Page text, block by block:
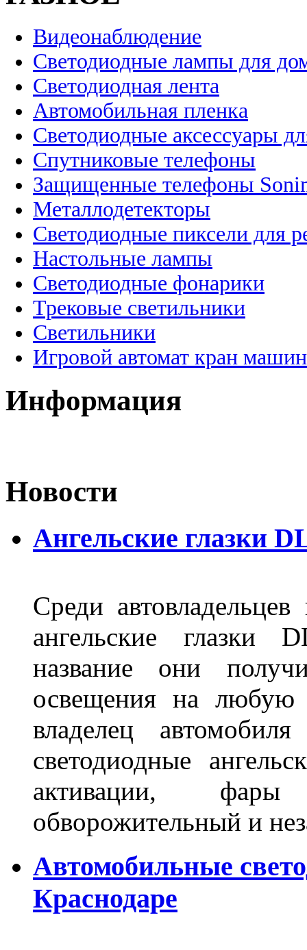
Видеонаблюдение
Светодиодные лампы для
Светодиодная лента
Автомобильная пленка
Светодиодные аксессуары
Спутниковые телефоны
Защищенные телефоны
Металлодетекторы
Светодиодные пиксели для
Настольные лампы
Светодиодные фонарики
Трековые светильники
Светильники
Игровой автомат кран
Информация
Новости
Ангельские глазки
Среди
ангельские глазки
название они
освещения на любую
владелец
светодиодные
активации, фары
обворожительный и
Автомобильные
Краснодаре